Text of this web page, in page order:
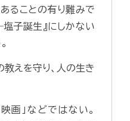
ることの有り難みで
子誕生』にしかない
教えを守り、人の生き
画」などではない。